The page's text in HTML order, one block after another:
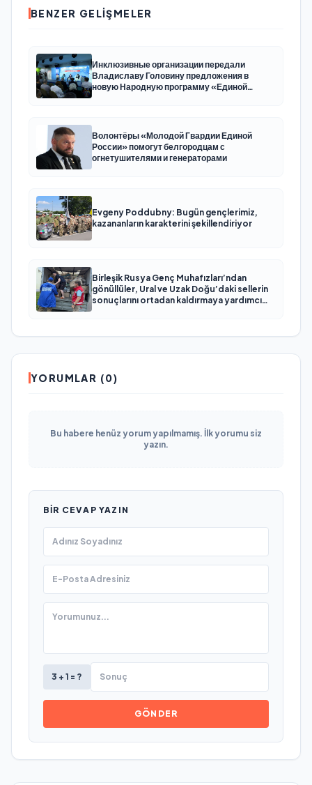
BENZER GELIŞMELER
Инклюзивные организации передали
Владиславу Головину предложения в
новую Народную программу «Единой
Волонтёры «Молодой Гвардии Единой
России» помогут белгородцам с
огнетушителями и генераторами
Evgeny Poddubny: Bugün gençlerimiz,
kazananların karakterini şekillendiriyor
Birleşik Rusya Genç Muhafızları’ndan
gönüllüler, Ural ve Uzak Doğu’daki sellerin
sonuçlarını ortadan kaldırmaya yardımcı
YORUMLAR (0)
Bu habere henüz yorum yapılmamış. İlk yorumu siz
yazın.
BIR CEVAP YAZIN
3 + 1 = ?
GÖNDER